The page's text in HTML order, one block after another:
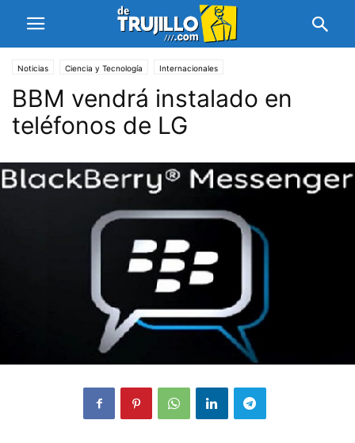
Noticias Ciencia y Tecnología Internacionales
BBM vendrá instalado en
teléfonos de LG